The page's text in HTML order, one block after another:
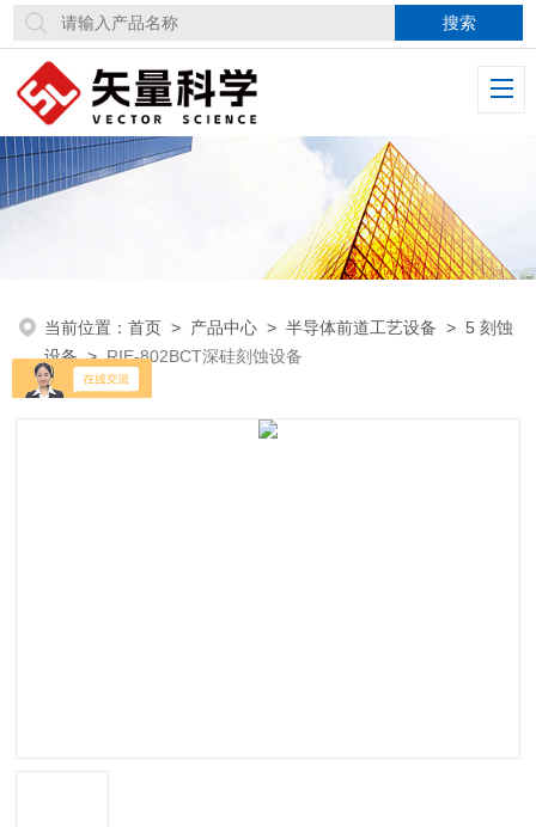
当前位置：首页 > 产品中心 >半导体前道工艺设备 >5 刻蚀
设备>RIE-802BCT深硅刻蚀设备